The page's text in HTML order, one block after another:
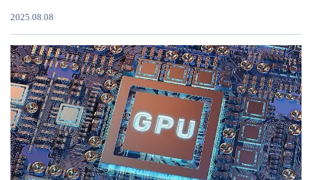
2025.08.08